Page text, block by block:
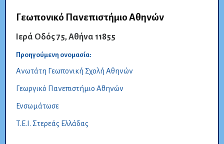
Γεωπονικό Πανεπιστήμιο Αθηνών
Ιερά Οδός 75, Αθήνα 11855
Προηγούμενη ονομασία:
Ανωτάτη Γεωπονική Σχολή Αθηνών
Γεωργικό Πανεπιστήμιο Αθηνών
Ενσωμάτωσε
Τ.E.I. Στερεάς Ελλάδας